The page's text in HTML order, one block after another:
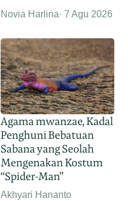
Novia Harlina 7 Agu 2026
Agama mwanzae, Kadal
Penghuni Bebatuan
Sabana yang Seolah
Mengenakan Kostum
“Spider-Man”
Akhyari Hananto